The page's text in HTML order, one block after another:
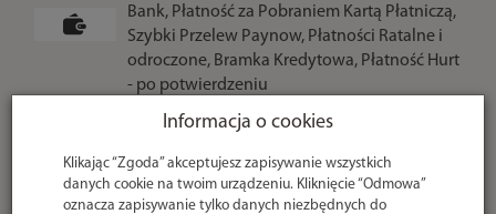
Bank, Płatność za Pobraniem Kartą Płatniczą,
Szybki Przelew Paynow, Płatności Ratalne i
odroczone, Bramka Kredytowa, Płatność Hurt
- po potwierdzeniu
nawet w 24h
Informacja o cookies
Klikając “Zgoda” akceptujesz zapisywanie wszystkich
danych cookie na twoim urządzeniu. Kliknięcie “Odmowa”
oznacza zapisywanie tylko danych niezbędnych do